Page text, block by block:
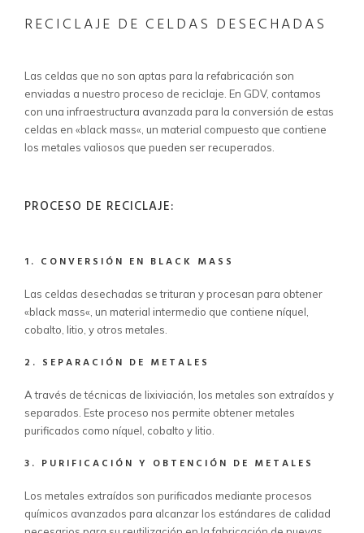
RECICLAJE DE CELDAS DESECHADAS
Las celdas que no son aptas para la refabricación son
enviadas a nuestro proceso de reciclaje. En GDV, contamos
con una infraestructura avanzada para la conversión de estas
celdas en «black mass«, un material compuesto que contiene
los metales valiosos que pueden ser recuperados.
PROCESO DE RECICLAJE:
1. CONVERSIÓN EN BLACK MASS
Las celdas desechadas se trituran y procesan para obtener
«black mass«, un material intermedio que contiene níquel,
cobalto, litio, y otros metales.
2. SEPARACIÓN DE METALES
A través de técnicas de lixiviación, los metales son extraídos y
separados. Este proceso nos permite obtener metales
purificados como níquel, cobalto y litio.
3. PURIFICACIÓN Y OBTENCIÓN DE METALES
Los metales extraídos son purificados mediante procesos
químicos avanzados para alcanzar los estándares de calidad